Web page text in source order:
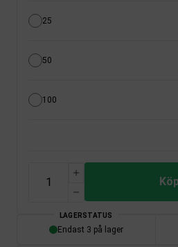
25
50
100
Köp
LAGERSTATUS
Endast 3 på lager